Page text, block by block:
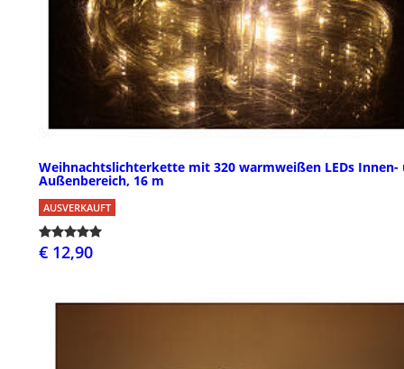
Weihnachtslichterkette mit 320 warmweißen LEDs Innen-
Außenbereich, 16 m
AUSVERKAUFT
€ 12,90